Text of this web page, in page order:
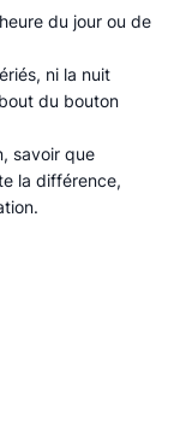
du jour ou de
ni la nuit
du bouton
savoir que
la différence,